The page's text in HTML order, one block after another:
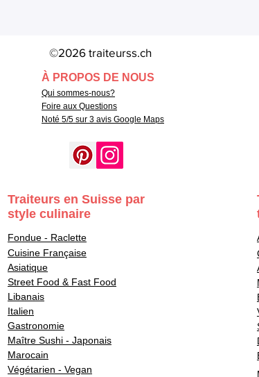
©2026 traiteurss.ch
À PROPOS DE NOUS
Qui sommes-nous?
Foire aux Questions
Noté 5/5 sur 3 avis Google Maps
Traiteurs en Suisse par
style culinaire
Fondue - Raclette
Cuisine Française
Asiatique
Street Food & Fast Food
Libanais
Italien
Gastronomie
Maître Sushi - Japonais
Marocain
Végétarien - Vegan